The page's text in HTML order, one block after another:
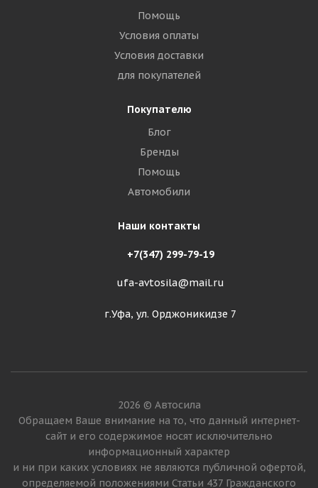
Помощь
Условия оплаты
Условия доставки
для покупателей
Покупателю
Блог
Бренды
Помощь
Автомобили
Наши контакты
+7(347) 299-79-19
ufa-avtosila@mail.ru
г.Уфа, ул. Орджоникидзе 7
2026 © Автосила
Обращаем Ваше внимание на то, что данный интернет-
сайт и его содержимое носят исключительно
информационный характер
и ни при каких условиях не являются публичной офертой,
определяемой положениями Статьи 437 Гражданского